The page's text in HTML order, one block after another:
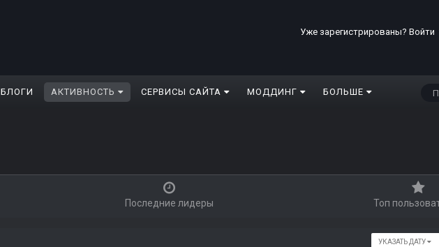
Уже зарегистрированы? Войти
БЛОГИ АКТИВНОСТЬ СЕРВИСЫ САЙТА МОДДИНГ БОЛЬШЕ
Последние лидеры Топ
УКАЗАТЬ ДАТУ